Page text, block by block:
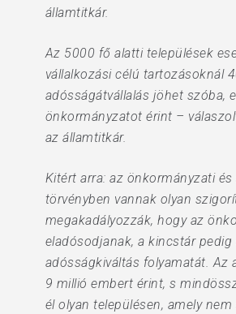
államtitkár.
Az 5000 fő alatti települések
vállalkozási célú tartozásoknál
adósságátvállalás jöhet szóba,
önkormányzatot érint –
az államtitkár.
Kitért arra: az önkormányzati
törvényben vannak olyan
megakadályozzák, hogy az
eladósodjanak, a kincstár pedig
adósságkiváltás folyamatát. Az
9 millió embert érint, s
él olyan településen, amely